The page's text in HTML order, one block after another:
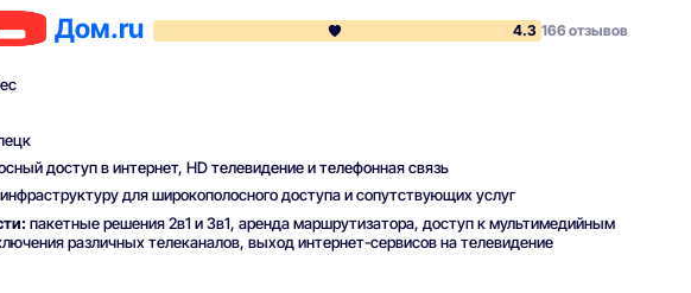
Дом.ru 4.3 166 отзывов
доступ в интернет, HD телевидение и телефонная связь
для широкополосного доступа и сопутствующих услуг
пакетные решения 2в1 и 3в1, аренда маршрутизатора, доступ к мультимедийным
различных телеканалов, выход интернет-сервисов на телевидение